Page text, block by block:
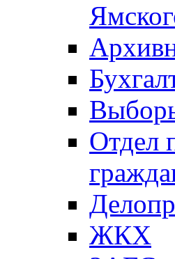
Отдел
ЖКХ